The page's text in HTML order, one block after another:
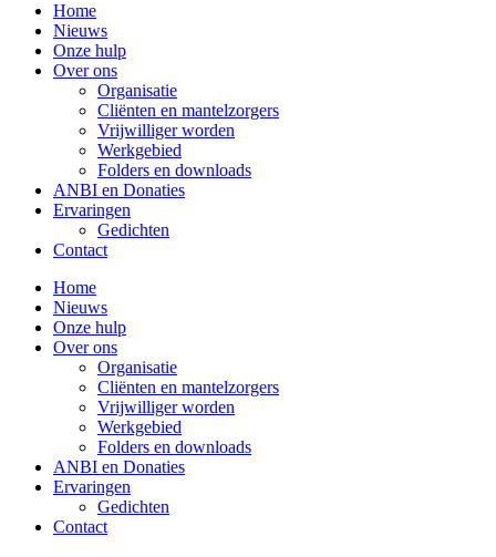
Home
Nieuws
Onze hulp
Over ons
Organisatie
Cliënten en mantelzorgers
Vrijwilliger worden
Werkgebied
Folders en downloads
ANBI en Donaties
Ervaringen
Gedichten
Contact
Home
Nieuws
Onze hulp
Over ons
Organisatie
Cliënten en mantelzorgers
Vrijwilliger worden
Werkgebied
Folders en downloads
ANBI en Donaties
Ervaringen
Gedichten
Contact